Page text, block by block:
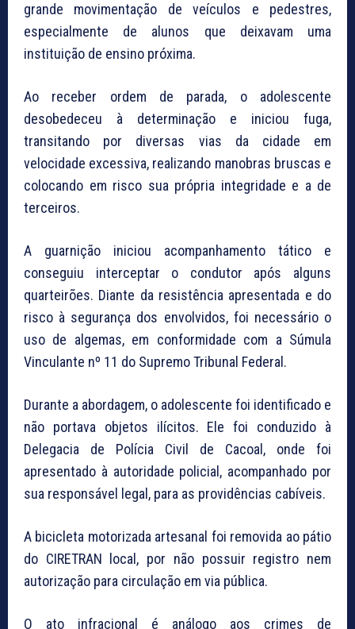
grande movimentação de veículos e pedestres,
especialmente de alunos que deixavam uma
instituição de ensino próxima.
Ao receber ordem de parada, o adolescente
desobedeceu à determinação e iniciou fuga,
transitando por diversas vias da cidade em
velocidade excessiva, realizando manobras bruscas e
colocando em risco sua própria integridade e a de
terceiros.
A guarnição iniciou acompanhamento tático e
conseguiu interceptar o condutor após alguns
quarteirões. Diante da resistência apresentada e do
risco à segurança dos envolvidos, foi necessário o
uso de algemas, em conformidade com a Súmula
Vinculante nº 11 do Supremo Tribunal Federal.
Durante a abordagem, o adolescente foi identificado e
não portava objetos ilícitos. Ele foi conduzido à
Delegacia de Polícia Civil de Cacoal, onde foi
apresentado à autoridade policial, acompanhado por
sua responsável legal, para as providências cabíveis.
A bicicleta motorizada artesanal foi removida ao pátio
do CIRETRAN local, por não possuir registro nem
autorização para circulação em via pública.
O ato infracional é análogo aos crimes de